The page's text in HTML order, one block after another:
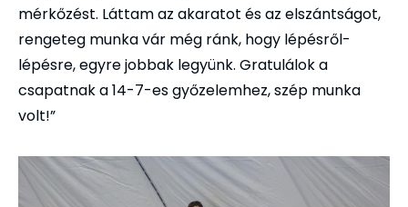
mérkőzést. Láttam az akaratot és az elszántságot,
rengeteg munka vár még ránk, hogy lépésről-
lépésre, egyre jobbak legyünk. Gratulálok a
csapatnak a 14-7-es győzelemhez, szép munka
volt!”